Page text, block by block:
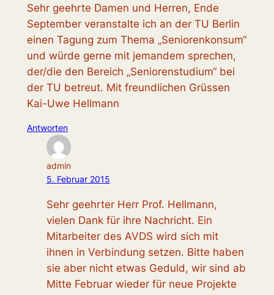
Sehr geehrte Damen und Herren, Ende
September veranstalte ich an der TU Berlin
einen Tagung zum Thema „Seniorenkonsum“
und würde gerne mit jemandem sprechen,
der/die den Bereich „Seniorenstudium“ bei
der TU betreut. Mit freundlichen Grüssen
Kai-Uwe Hellmann
Antworten
admin
5. Februar 2015
Sehr geehrter Herr Prof. Hellmann,
vielen Dank für ihre Nachricht. Ein
Mitarbeiter des AVDS wird sich mit
ihnen in Verbindung setzen. Bitte haben
sie aber nicht etwas Geduld, wir sind ab
Mitte Februar wieder für neue Projekte